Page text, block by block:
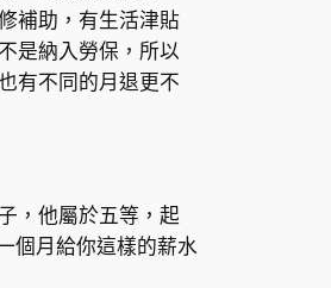
補助，有生活津貼
是納入勞保，所以
有不同的月退更不
，他屬於五等，起
個月給你這樣的薪水